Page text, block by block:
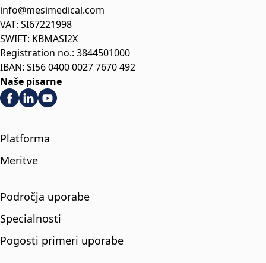
info@mesimedical.com
VAT: SI67221998
SWIFT: KBMASI2X
Registration no.: 3844501000
IBAN: SI56 0400 0027 7670 492
Naše pisarne
Platforma
Meritve
Področja uporabe
Specialnosti
Pogosti primeri uporabe